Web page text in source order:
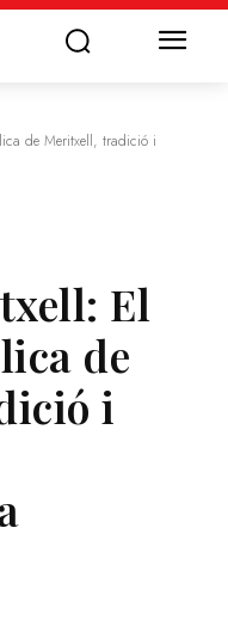
de Meritxell, tradició i
El
de
i